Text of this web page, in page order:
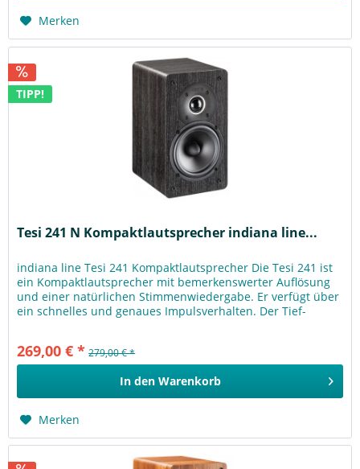
Merken
TIPP!
Tesi 241 N Kompaktlautsprecher indiana line...
indiana line Tesi 241 Kompaktlautsprecher Die Tesi 241 ist
ein Kompaktlautsprecher mit bemerkenswerter Auflösung
und einer natürlichen Stimmenwiedergabe. Er verfügt über
ein schnelles und genaues Impulsverhalten. Der Tief-
269,00 € * 279,00 € *
In den Warenkorb
Merken